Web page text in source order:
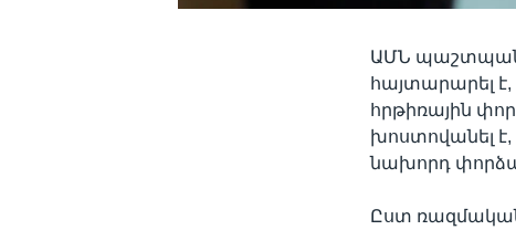
ԱՄՆ
հայտարարել է,
հրթիռային
խոստովանել
նախորդ
Ըստ